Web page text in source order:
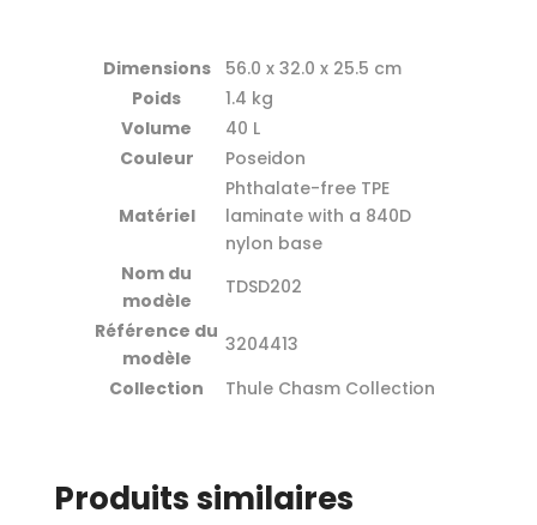
Dimensions
56.0 x 32.0 x 25.5 cm
Poids
1.4 kg
Volume
40 L
Couleur
Poseidon
Matériel
Phthalate-free TPE
laminate with a 840D
nylon base
Nom du
modèle
TDSD202
Référence du
modèle
3204413
Collection
Thule Chasm Collection
Produits similaires